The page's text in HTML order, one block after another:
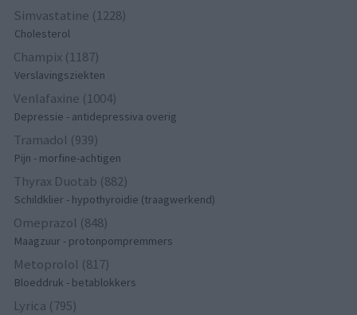
Simvastatine (1228)
Cholesterol
Champix (1187)
Verslavingsziekten
Venlafaxine (1004)
Depressie - antidepressiva overig
Tramadol (939)
Pijn - morfine-achtigen
Thyrax Duotab (882)
Schildklier - hypothyroidie (traagwerkend)
Omeprazol (848)
Maagzuur - protonpompremmers
Metoprolol (817)
Bloeddruk - betablokkers
Lyrica (795)